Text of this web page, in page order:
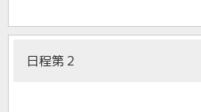
日程第２